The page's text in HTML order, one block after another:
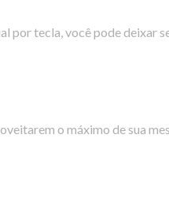
por tecla, você pode deixar
o máximo de sua